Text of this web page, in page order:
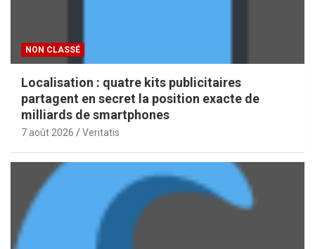
NON CLASSÉ
Localisation : quatre kits publicitaires
partagent en secret la position exacte de
milliards de smartphones
7 août 2026 Veritatis